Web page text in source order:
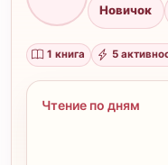
Новичок
1 книга 5
Чтение по дням